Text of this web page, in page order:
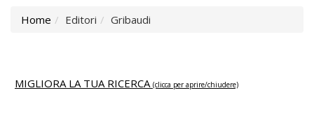
Home Editori Gribaudi
MIGLIORA LA TUA RICERCA (clicca per aprire/chiudere)